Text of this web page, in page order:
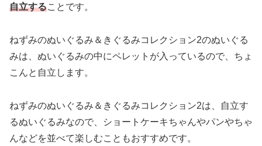
自立することです。
ねずみのぬいぐるみ＆きぐるみコレクション2のぬいぐる
みは、ぬいぐるみの中にペレットが入っているので、ちょ
こんと自立します。
ねずみのぬいぐるみ＆きぐるみコレクション2は、自立す
るぬいぐるみなので、ショートケーキちゃんやパンやちゃ
んなどを並べて楽しむこともおすすめです。